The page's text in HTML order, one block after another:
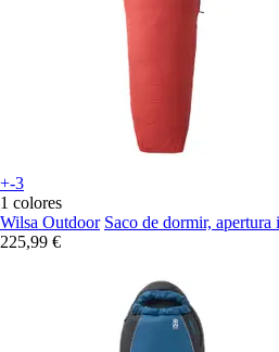
+-3
1 colores
Wilsa Outdoor Saco de dormir,
225,99 €